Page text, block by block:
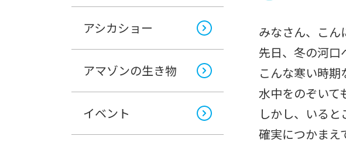
アシカショー
アマゾンの生き物
イベント
みなさん、こん
先日、冬の河口
こんな寒い時期
水中をのぞいて
しかし、いる
確実につかまえ